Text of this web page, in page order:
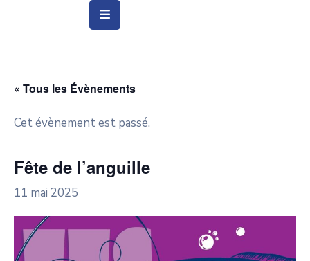
Vie
Social
Education
Arts
« Tous les Évènements
Cet évènement est passé.
Fête de l’anguille
11 mai 2025